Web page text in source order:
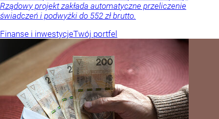
Rządowy projekt zakłada automatyczne przeliczenie
świadczeń i podwyżki do 552 zł brutto.
Finanse i inwestycjeTwój portfel